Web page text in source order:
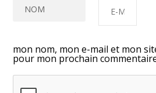
mon nom, mon e-mail et mon
pour mon prochain